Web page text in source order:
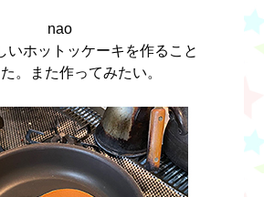
nao
いホットッケーキを作ること
。また作ってみたい。